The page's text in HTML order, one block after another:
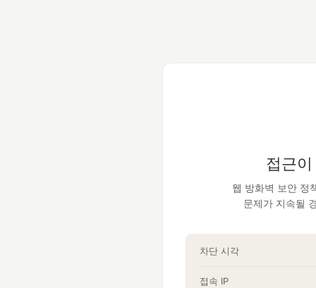
접근
웹 방화벽 보안 정
문제가 지속될
차단 시각
접속 IP